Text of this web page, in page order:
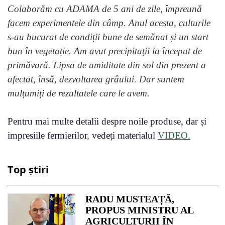
Colaborăm cu ADAMA de 5 ani de zile, împreună
facem experimentele din câmp. Anul acesta, culturile
s-au bucurat de condiții bune de semănat și un start
bun în vegetație. Am avut precipitații la început de
primăvară. Lipsa de umiditate din sol din prezent a
afectat, însă, dezvoltarea grâului. Dar suntem
mulțumiți de rezultatele care le avem.
Pentru mai multe detalii despre noile produse, dar și
impresiile fermierilor, vedeți materialul VIDEO.
Top știri
RADU MUSTEAȚĂ,
PROPUS MINISTRU AL
AGRICULTURII ÎN